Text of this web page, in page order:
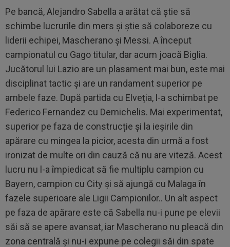
Pe bancă, Alejandro Sabella a arătat că știe să
schimbe lucrurile din mers și știe să colaboreze cu
liderii echipei, Mascherano și Messi. A început
campionatul cu Gago titular, dar acum joacă Biglia.
Jucătorul lui Lazio are un plasament mai bun, este mai
disciplinat tactic și are un randament superior pe
ambele faze. După partida cu Elveția, l-a schimbat pe
Federico Fernandez cu Demichelis. Mai experimentat,
superior pe faza de construcție și la ieșirile din
apărare cu mingea la picior, acesta din urmă a fost
ironizat de multe ori din cauză că nu are viteză. Acest
lucru nu l-a împiedicat să fie multiplu campion cu
Bayern, campion cu City și să ajungă cu Malaga în
fazele superioare ale Ligii Campionilor.. Un alt aspect
pe faza de apărare este că Sabella nu-i pune pe elevii
săi să se apere avansat, iar Mascherano nu pleacă din
zona centrală și nu-i expune pe colegii săi din spate